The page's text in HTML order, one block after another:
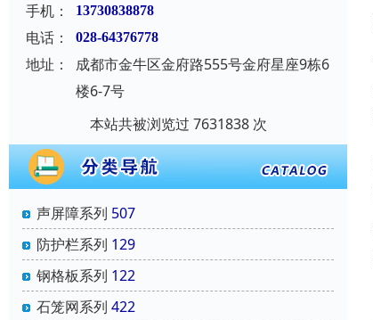
手机：
13730838878
电话： 028-64376778
地址：
成都市金牛区金府路555号金府星座9栋6
楼6-7号
本站共被浏览过 7631838 次
声屏障系列 507
防护栏系列 129
钢格板系列 122
石笼网系列 422